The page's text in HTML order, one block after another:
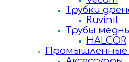
Трубки
Ruvinil
Трубы
HALCOR
Промышленные